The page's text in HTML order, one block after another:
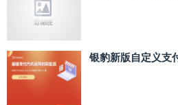
银豹新版自定义支